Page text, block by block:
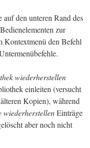
den unteren Rand des
zur
Kontextmenü den Befehl
wiederherstellen
einleiten (versucht
Kopien), während
wiederherstellenEinträge
aber noch nicht